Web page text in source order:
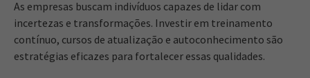
As empresas buscam indivíduos capazes de lidar com
incertezas e transformações. Investir em treinamento
contínuo, cursos de atualização e autoconhecimento são
estratégias eficazes para fortalecer essas qualidades.